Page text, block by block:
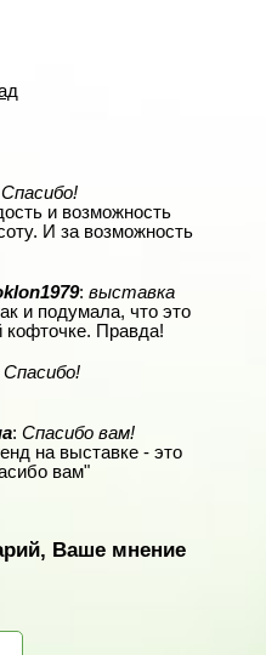
Спасибо!
и возможность
И за возможность
: выставка
и подумала, что это
Правда!
Спасибо!
: Спасибо вам!
на выставке - это
вам"
Ваше мнение